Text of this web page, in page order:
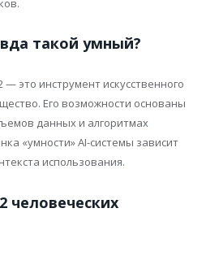
такой умный?
это инструмент искусственного
Его возможности основаны
данных и алгоритмах
«умности» AI-системы зависит
использования.
человеческих